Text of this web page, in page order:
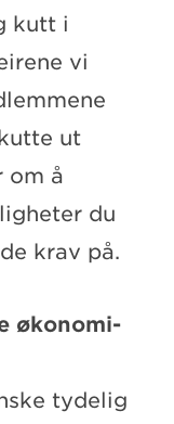
kutt i
vi
ut
om å
du
krav på.
økonomi-
tydelig